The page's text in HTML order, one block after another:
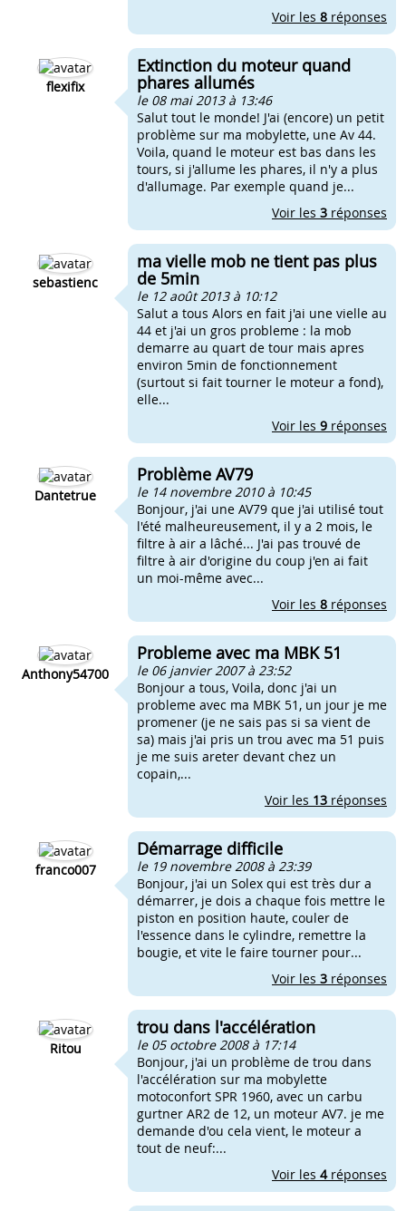
Voir les 8 réponses
flexifix
Extinction du moteur quand
phares allumés
le 08 mai 2013 à 13:46
Salut tout le monde! J'ai (encore) un petit
problème sur ma mobylette, une Av 44.
Voila, quand le moteur est bas dans les
tours, si j'allume les phares, il n'y a plus
d'allumage. Par exemple quand je...
Voir les 3 réponses
sebastienc
ma vielle mob ne tient pas plus
de 5min
le 12 août 2013 à 10:12
Salut a tous Alors en fait j'ai une vielle au
44 et j'ai un gros probleme : la mob
demarre au quart de tour mais apres
environ 5min de fonctionnement
(surtout si fait tourner le moteur a fond),
elle...
Voir les 9 réponses
Dantetrue
Problème AV79
le 14 novembre 2010 à 10:45
Bonjour, j'ai une AV79 que j'ai utilisé tout
l'été malheureusement, il y a 2 mois, le
filtre à air a lâché... J'ai pas trouvé de
filtre à air d'origine du coup j'en ai fait
un moi-même avec...
Voir les 8 réponses
Anthony54700
Probleme avec ma MBK 51
le 06 janvier 2007 à 23:52
Bonjour a tous, Voila, donc j'ai un
probleme avec ma MBK 51, un jour je me
promener (je ne sais pas si sa vient de
sa) mais j'ai pris un trou avec ma 51 puis
je me suis areter devant chez un
copain,...
Voir les 13 réponses
franco007
Démarrage difficile
le 19 novembre 2008 à 23:39
Bonjour, j'ai un Solex qui est très dur a
démarrer, je dois a chaque fois mettre le
piston en position haute, couler de
l'essence dans le cylindre, remettre la
bougie, et vite le faire tourner pour...
Voir les 3 réponses
Ritou
trou dans l'accélération
le 05 octobre 2008 à 17:14
Bonjour, j'ai un problème de trou dans
l'accélération sur ma mobylette
motoconfort SPR 1960, avec un carbu
gurtner AR2 de 12, un moteur AV7. je me
demande d'ou cela vient, le moteur a
tout de neuf:...
Voir les 4réponses